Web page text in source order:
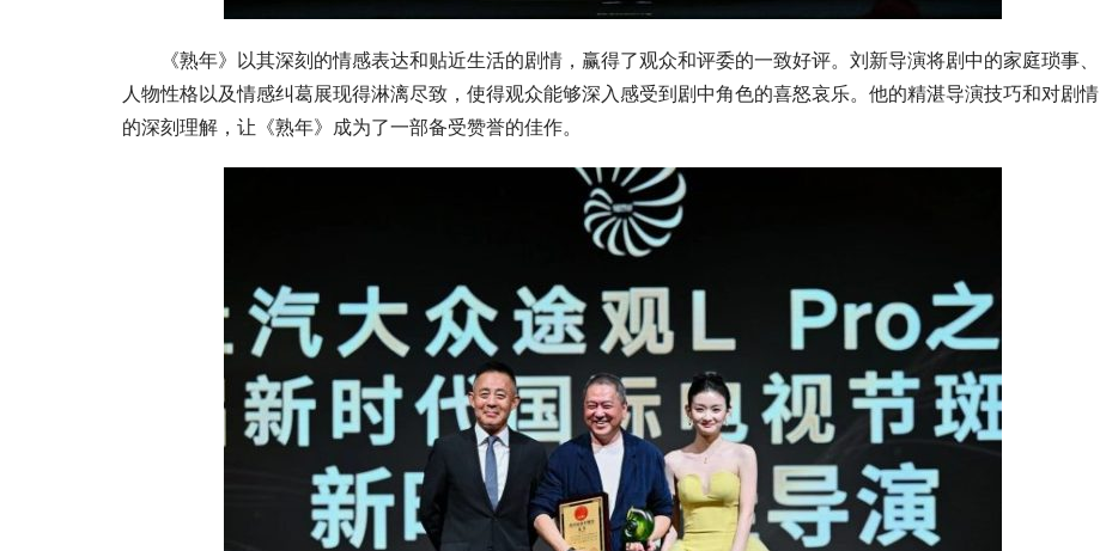
《熟年》以其深刻的情感表达和贴近生活的剧情，赢得了观众和评委的一致好评。刘新导演将剧中的家庭琐事、
人物性格以及情感纠葛展现得淋漓尽致，使得观众能够深入感受到剧中角色的喜怒哀乐。他的精湛导演技巧和对剧情
的深刻理解，让《熟年》成为了一部备受赞誉的佳作。